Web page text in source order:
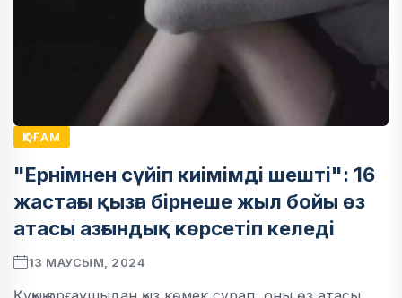
ҚОҒАМ
"Ернімнен сүйіп киімімді шешті": 16
жастағы қызға бірнеше жыл бойы өз
атасы азғындық көрсетіп келеді
13 МАУСЫМ, 2024